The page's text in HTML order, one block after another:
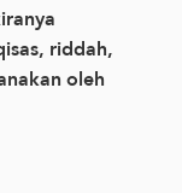
riddah,
oleh